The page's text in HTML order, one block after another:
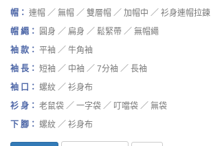
帽： 連帽 ／ 無帽 ／ 雙層帽 ／ 加帽中 ／ 衫身連帽拉鍊
帽 繩：
圓身 ／ 扁身 ／ 鬆緊帶 ／ 無帽繩
袖 款： 平袖 ／ 牛角袖
袖 長： 短袖 ／ 中袖 ／ 7分袖 ／ 長袖
袖 口： 螺紋 ／ 衫身布
衫 身： 老鼠袋 ／ 一字袋 ／ 叮噹袋 ／ 無袋
下 腳： 螺紋 ／ 衫身布